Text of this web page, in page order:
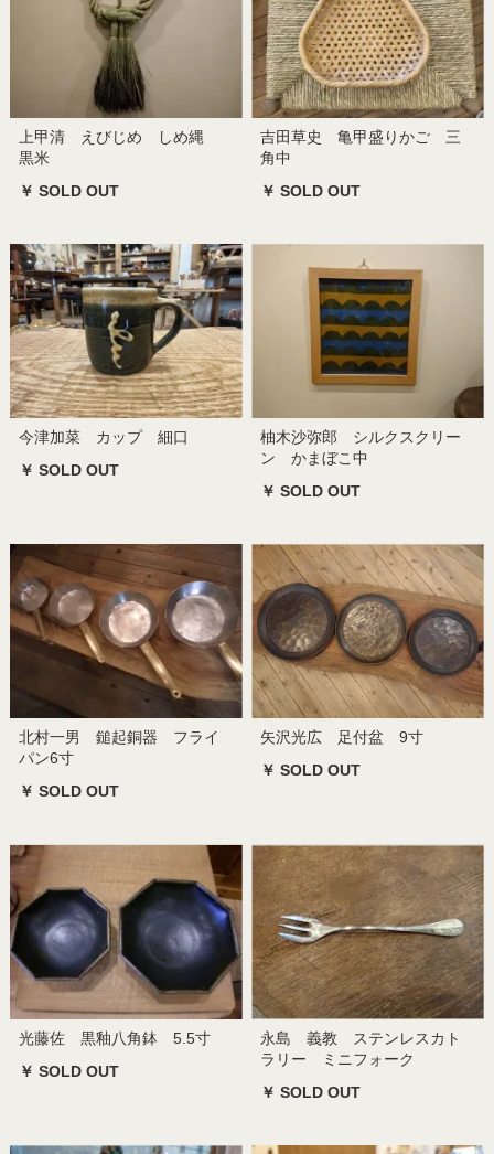
上甲清 えびじめ しめ縄
黒米
￥ SOLD OUT
吉田草史 亀甲盛りかご 三
角中
￥ SOLD OUT
今津加菜 カップ 細口
￥ SOLD OUT
柚木沙弥郎 シルクスクリー
ン かまぼこ中
￥ SOLD OUT
北村一男 鎚起銅器 フライ
パン6寸
￥ SOLD OUT
矢沢光広 足付盆 9寸
￥ SOLD OUT
光藤佐 黒釉八角鉢 5.5寸
￥ SOLD OUT
永島 義教 ステンレスカト
ラリー ミニフォーク
￥ SOLD OUT